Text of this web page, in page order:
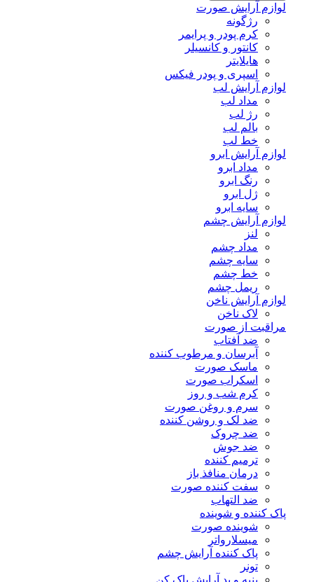
لوازم آرایش صورت
رژگونه
کرم پودر و پرایمر
کانتور و کانسیلر
هایلایتر
اسپری و پودر فیکس
لوازم آرایش لب
مداد لب
رژ لب
بالم لب
خط لب
لوازم آرایش ابرو
مداد ابرو
رنگ ابرو
ژل ابرو
سایه ابرو
لوازم آرایش چشم
لنز
مداد چشم
سایه چشم
خط چشم
ریمل چشم
لوازم آرایش ناخن
لاک ناخن
مراقبت از صورت
ضد آفتاب
آبرسان و مرطوب کننده
ماسک صورت
اسکراب صورت
کرم شب و روز
سرم و روغن صورت
ضد لک و روشن کننده
ضد چروک
ضد جوش
ترمیم کننده
درمان منافذ باز
سفت کننده صورت
ضد التهاب
پاک کننده و شوینده
شوینده صورت
میسلارواتر
پاک کننده آرایش چشم
تونر
پنبه و پد آرایش پاک کن